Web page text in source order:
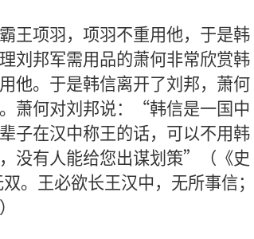
王项羽，项羽不重用他，于是韩
刘邦军需用品的萧何非常欣赏韩
他。于是韩信离开了刘邦，萧何
萧何对刘邦说：“韩信是一国中
子在汉中称王的话，可以不用韩
没有人能给您出谋划策”（《史
。王必欲长王汉中，无所事信；